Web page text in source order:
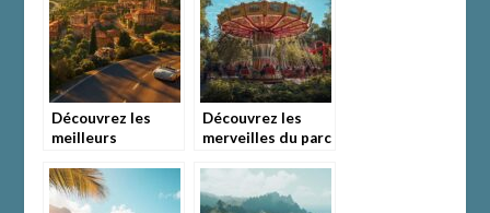
Découvrez les
meilleurs
un road trip
inoubliable en
Découvrez les
merveilles du parc
à Copenhague : un
voyage entre